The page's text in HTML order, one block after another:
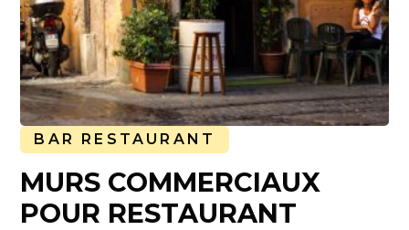
BAR RESTAURANT
MURS COMMERCIAUX
POUR RESTAURANT